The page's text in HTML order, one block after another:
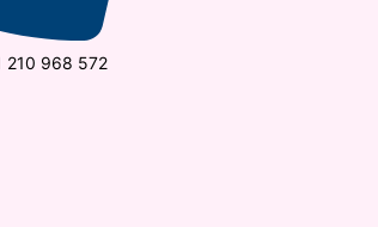
210 968 572